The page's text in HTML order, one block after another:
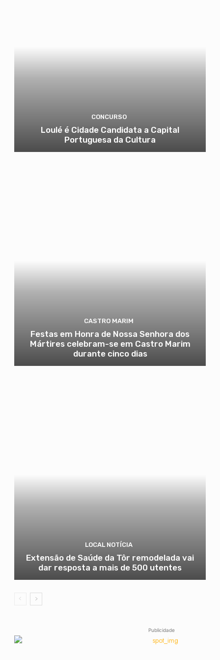
CONCURSO
Loulé é Cidade Candidata a Capital
Portuguesa da Cultura
CASTRO MARIM
Festas em Honra de Nossa Senhora dos
Mártires celebram-se em Castro Marim
durante cinco dias
LOCAL NOTÍCIA
Extensão de Saúde da Tôr remodelada vai
dar resposta a mais de 500 utentes
Publicidade